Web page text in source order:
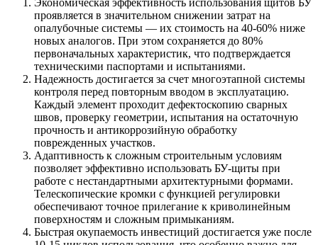
проявляется в значительном снижении затрат на
опалубочные системы — их стоимость на 40-60% ниже
новых аналогов. При этом сохраняется до 80%
первоначальных характеристик, что подтверждается
техническими паспортами и испытаниями.
Надежность достигается за счет многоэтапной системы
контроля перед повторным вводом в эксплуатацию.
Каждый элемент проходит дефектоскопию сварных
швов, проверку геометрии, испытания на остаточную
прочность и антикоррозийную обработку
поврежденных участков.
Адаптивность к сложным строительным условиям
позволяет эффективно использовать БУ-щиты при
работе с нестандартными архитектурными формами.
Телескопические кромки с функцией регулировки
обеспечивают точное прилегание к криволинейным
поверхностям и сложным примыканиям.
Быстрая окупаемость инвестиций достигается уже после